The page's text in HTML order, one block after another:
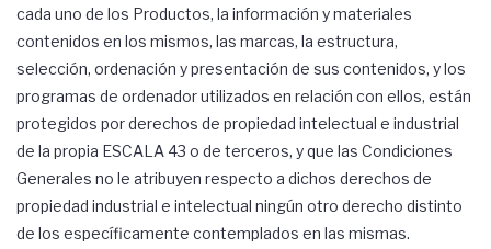
cada uno de los Productos, la información y materiales
contenidos en los mismos, las marcas, la estructura,
selección, ordenación y presentación de sus contenidos, y los
programas de ordenador utilizados en relación con ellos, están
protegidos por derechos de propiedad intelectual e industrial
de la propia ESCALA 43 o de terceros, y que las Condiciones
Generales no le atribuyen respecto a dichos derechos de
propiedad industrial e intelectual ningún otro derecho distinto
de los específicamente contemplados en las mismas.